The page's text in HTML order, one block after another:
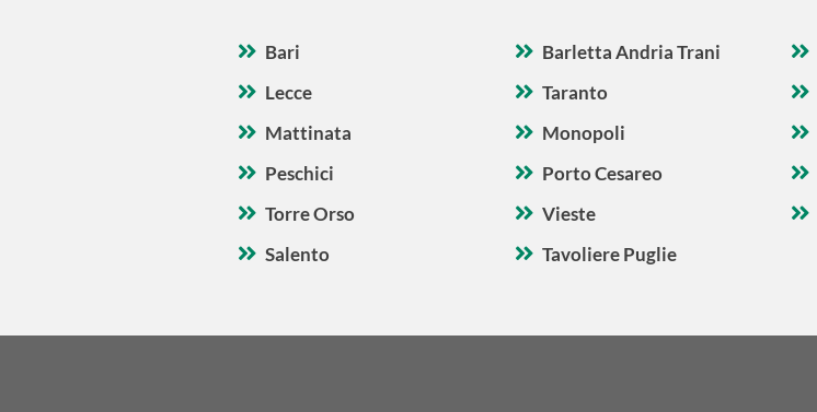
Bari Barletta Andria Trani
Lecce
Taranto
Mattinata
Monopoli
Peschici
Porto Cesareo
Torre Orso
Vieste
Salento
Tavoliere Puglie